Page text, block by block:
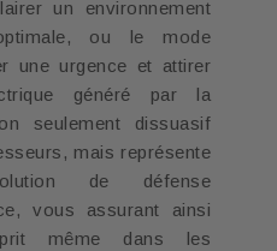
un environnement
ou le mode
une urgence et attirer
généré par la
seulement dissuasif
mais représente
de défense
vous assurant ainsi
même dans les